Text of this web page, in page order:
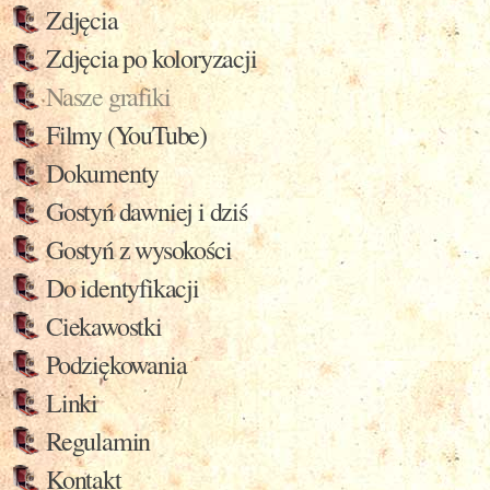
Zdjęcia
Zdjęcia po koloryzacji
Nasze grafiki
Filmy (YouTube)
Dokumenty
Gostyń dawniej i dziś
Gostyń z wysokości
Do identyfikacji
Ciekawostki
Podziękowania
Linki
Regulamin
Kontakt